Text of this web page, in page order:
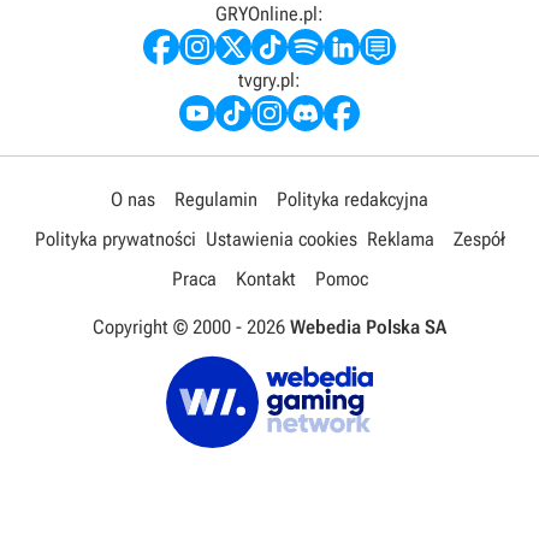
GRYOnline.pl:
tvgry.pl:
O nas Regulamin
Polityka redakcyjna
Polityka prywatności Ustawienia cookies Reklama
Zespół
Praca
Kontakt Pomoc
Copyright © 2000 - 2026 Webedia Polska SA